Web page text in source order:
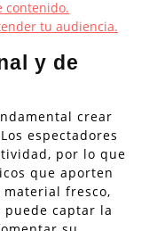
contenido.
tu audiencia.
y de
crear
espectadores
por lo que
que aporten
fresco,
captar la